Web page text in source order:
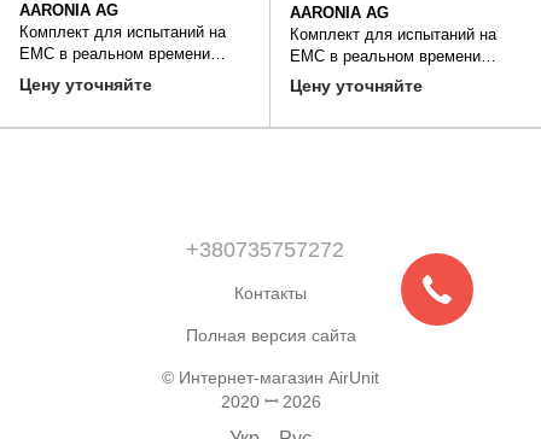
AARONIA AG
Комплект для испытаний на
EMC в реальном времени
(дальнее поле)
Цену уточняйте
AARONIA AG
Комплект для испытаний на
EMC в реальном времени
(ближнее и дальнее поле)
Цену уточняйте
+380735757272
Контакты
Полная версия сайта
© Интернет-магазин AirUnit
2020 ꟷ 2026